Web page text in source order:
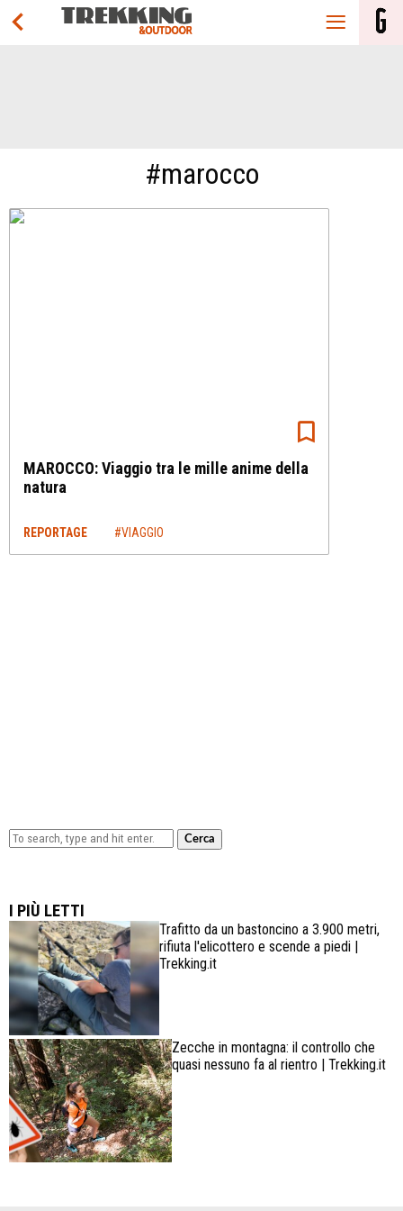
#marocco
MAROCCO: Viaggio tra le mille anime della
natura
REPORTAGE #VIAGGIO
Cerca
I PIÙ LETTI
Trafitto da un bastoncino a 3.900 metri,
rifiuta l'elicottero e scende a piedi |
Trekking.it
Zecche in montagna: il controllo che
quasi nessuno fa al rientro | Trekking.it